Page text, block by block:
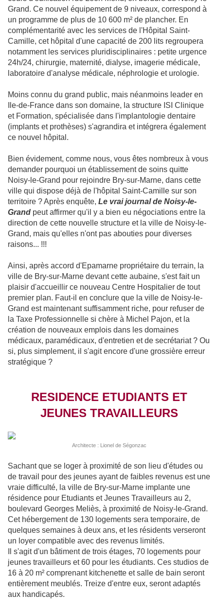
Grand. Ce nouvel équipement de 9 niveaux, correspond à
un programme de plus de 10 600 m² de plancher. En
complémentarité avec les services de l'Hôpital Saint-
Camille, cet hôpital d'une capacité de 200 lits regroupera
notamment les services pluridisciplinaires : petite urgence
24h/24, chirurgie, maternité, dialyse, imagerie médicale,
laboratoire d'analyse médicale, néphrologie et urologie.
Moins connu du grand public, mais néanmoins leader en
Ile-de-France dans son domaine, la structure ISI Clinique
et Formation, spécialisée dans l'implantologie dentaire
(implants et prothèses) s'agrandira et intégrera également
ce nouvel hôpital.
Bien évidement, comme nous, vous êtes nombreux à vous
demander pourquoi un établissement de soins quitte
Noisy-le-Grand pour rejoindre Bry-sur-Marne, dans cette
ville qui dispose déjà de l'hôpital Saint-Camille sur son
territoire ? Après enquête, Le vrai journal de Noisy-le-
Grand peut affirmer qu'il y a bien eu négociations entre la
direction de cette nouvelle structure et la ville de Noisy-le-
Grand, mais qu'elles n'ont pas abouties pour diverses
raisons... !!!
Ainsi, après accord d'Epamarne propriétaire du terrain, la
ville de Bry-sur-Marne devant cette aubaine, s'est fait un
plaisir d'accueillir ce nouveau Centre Hospitalier de tout
premier plan. Faut-il en conclure que la ville de Noisy-le-
Grand est maintenant suffisamment riche, pour refuser de
la Taxe Professionnelle si chère à Michel Pajon, et la
création de nouveaux emplois dans les domaines
médicaux, paramédicaux, d'entretien et de secrétariat ? Ou
si, plus simplement, il s'agit encore d'une grossière erreur
stratégique ?
RESIDENCE ETUDIANTS ET
JEUNES TRAVAILLEURS
Architecte : Lionel de Ségonzac
Sachant que se loger à proximité de son lieu d'études ou
de travail pour des jeunes ayant de faibles revenus est une
vraie difficulté, la ville de Bry-sur-Marne implante une
résidence pour Etudiants et Jeunes Travailleurs au 2,
boulevard Georges Meliès, à proximité de Noisy-le-Grand.
Cet hébergement de 130 logements sera temporaire, de
quelques semaines à deux ans, et les résidents verseront
un loyer compatible avec des revenus limités.
Il s'agit d'un bâtiment de trois étages, 70 logements pour
jeunes travailleurs et 60 pour les étudiants. Ces studios de
16 à 20 m² comprenant kitchenette et salle de bain seront
entièrement meublés. Treize d'entre eux, seront adaptés
aux handicapés.